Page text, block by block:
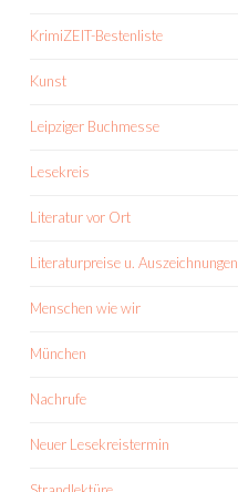
KrimiZEIT-Bestenliste
Kunst
Leipziger Buchmesse
Lesekreis
Literatur vor Ort
Literaturpreise u. Auszeichnungen
Menschen wie wir
München
Nachrufe
Neuer Lesekreistermin